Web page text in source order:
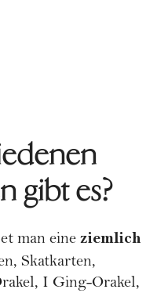
gibt es?
man eine ziemlich
Skatkarten,
I Ging-Orakel,